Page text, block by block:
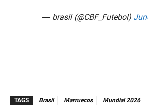
— brasil (@CBF_Futebol)
TAGS Brasil Marruecos Mundial 2026